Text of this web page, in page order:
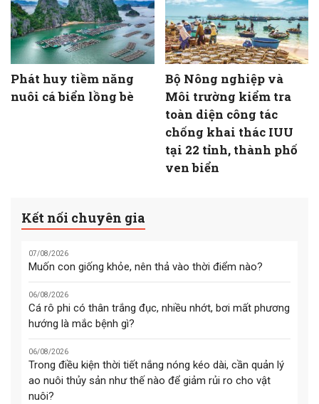
Phát huy tiềm năng
nuôi cá biển lồng bè
Bộ Nông nghiệp và
Môi trường kiểm tra
toàn diện công tác
chống khai thác IUU
tại 22 tỉnh, thành phố
ven biển
Kết nối chuyên gia
07/08/2026
Muốn con giống khỏe, nên thả vào thời điểm nào?
06/08/2026
Cá rô phi có thân trắng đục, nhiều nhớt, bơi mất phương
hướng là mắc bệnh gì?
06/08/2026
Trong điều kiện thời tiết nắng nóng kéo dài, cần quản lý
ao nuôi thủy sản như thế nào để giảm rủi ro cho vật
nuôi?